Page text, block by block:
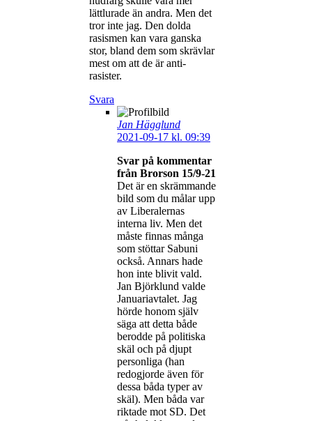
lättlurade än andra. Men det
tror inte jag. Den dolda
rasismen kan vara ganska
stor, bland dem som skrävlar
mest om att de är anti-
rasister.
Svara
Jan Hägglund
2021-09-17 kl. 09:39
Svar på kommentar
från Brorson 15/9-21
Det är en skrämmande
bild som du målar upp
av Liberalernas
interna liv. Men det
måste finnas många
som stöttar Sabuni
också. Annars hade
hon inte blivit vald.
Jan Björklund valde
Januariavtalet. Jag
hörde honom själv
säga att detta både
berodde på politiska
skäl och på djupt
personliga (han
redogjorde även för
dessa båda typer av
skäl). Men båda var
riktade mot SD. Det